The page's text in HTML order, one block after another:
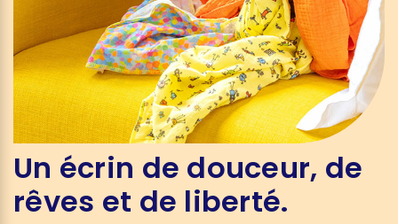
Un écrin de douceur, de
rêves et de liberté.